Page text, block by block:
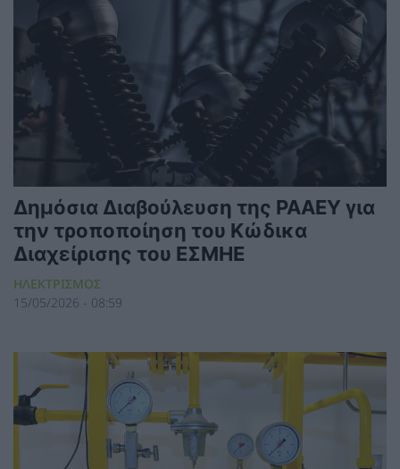
Δημόσια Διαβούλευση της ΡΑΑΕΥ για
την τροποποίηση του Κώδικα
Διαχείρισης του ΕΣΜΗΕ
ΗΛΕΚΤΡΙΣΜΟΣ
15/05/2026 - 08:59